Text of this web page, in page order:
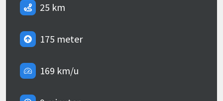
25 km
175 meter
169 km/u